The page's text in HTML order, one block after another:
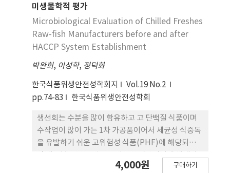
로서 체계적인 위생관리 제도를 수립할 수 있는 업종
으로 발전된 제품이다. HACCP(Hazard Analysis
and Critical Control Point;위해요소중점관리기
준)는 식품안전성과 비용 절감을 효율적으로 확보할
수 있는 체계적, 지속적인 공정관리 방법이다 본 연구
는 대규모 싱싱회(상품명;숙성회) 생산업체를 대상으
로 싱싱회류의 HACCP모델을 개발한 후 이를 적용시
킨 후 HACCP시스템의 정착과 성과를 확인하기 위한
검증의 한 방법으로 작업장 환경과 제품을 대상으로
미생물 검사를 실시한 후 그 data를 SPSS 12.0 for
window로 교차 분석과 Mann-whitney u test를
이용하여 유의성 검증을 실시하였다. 최종 제품의 세
균수는 광어와 우럭에서는 상당히 유의한 차이가 났
으며 각 차시 별로 검출된 일반세균수가 다소 줄어든
미생물학적 평가
Microbiological Evaluation of Chilled Freshes
Raw-fish Manufacturers before and after
HACCP System Establishment
박완희, 이성학, 정덕화
한국식품위생안전성학회지
Vol.19 No.2
pp.74-83
한국식품위생안전성학회
생선회는 수분을 많이 함유하고 고 단백질 식품이며
수작업이 많이 가는 1차 가공품이어서 세균성 식중독
을 유발하기 쉬운 고위험성 식품(PHF)에 해당되지
인 식품안전 관리를 기대하기 어려운 실정이다. 본 연
4,000원 구매하기